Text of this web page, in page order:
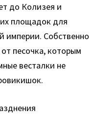
до Колизея и
площадок для
империи. Собственно
песочка, которым
весталки не